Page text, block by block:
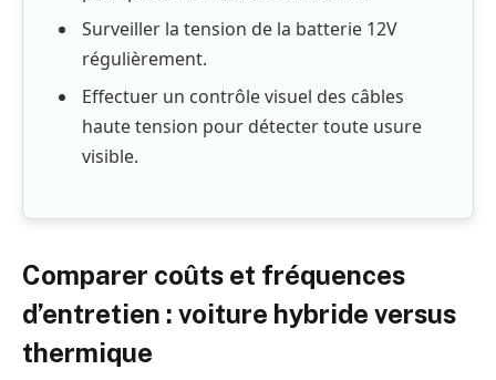
Surveiller la tension de la batterie 12V
régulièrement.
Effectuer un contrôle visuel des câbles
haute tension pour détecter toute usure
visible.
Comparer coûts et fréquences
d’entretien : voiture hybride versus
thermique